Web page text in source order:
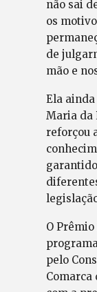
não sai
os
de
mão e
Ela
Maria da
reforçou
O
pelo